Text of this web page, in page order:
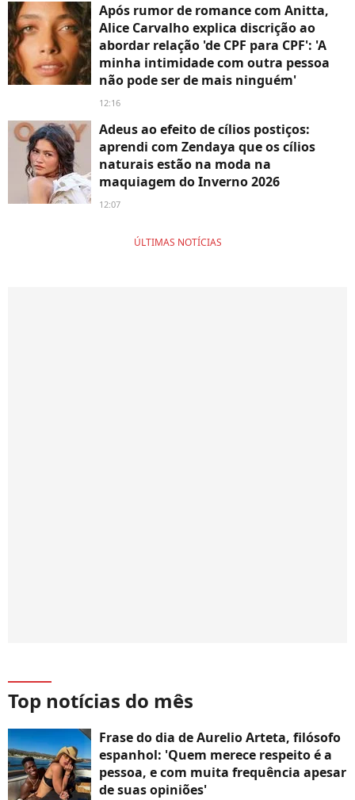
Após rumor de romance com Anitta,
Alice Carvalho explica discrição ao
abordar relação 'de CPF para CPF': 'A
minha intimidade com outra pessoa
não pode ser de mais ninguém'
12:16
Adeus ao efeito de cílios postiços:
aprendi com Zendaya que os cílios
naturais estão na moda na
maquiagem do Inverno 2026
12:07
ÚLTIMAS NOTÍCIAS
Top notícias do mês
Frase do dia de Aurelio Arteta, filósofo
espanhol: 'Quem merece respeito é a
pessoa, e com muita frequência apesar
de suas opiniões'